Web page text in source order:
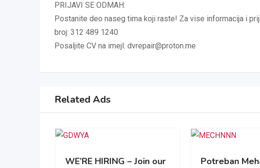
PRIJAVI SE ODMAH:
Postanite deo naseg tima koji raste! Za vise informacija i
broj: 312 489 1240
Posaljite CV na imejl: dvrepair@proton.me
Related Ads
WE’RE HIRING – Join our
Potreban